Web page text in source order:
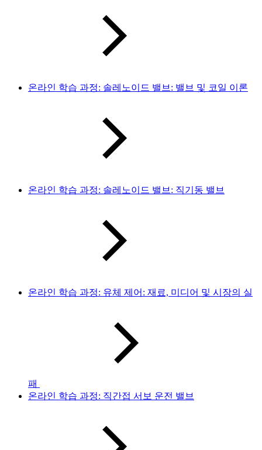
온라인 학습 과정: 솔레노이드 밸브: 밸브 및 코일 이론
온라인 학습 과정: 솔레노이드 밸브: 직기동 밸브
온라인 학습 과정: 유체 제어: 재료, 미디어 및 시장의 실
패
온라인 학습 과정: 직간접 서보 운전 밸브